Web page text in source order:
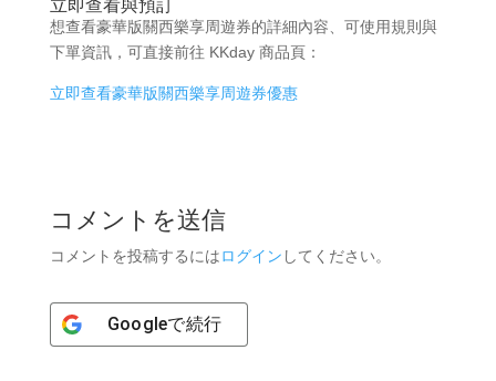
立即查看與預訂
想查看豪華版關西樂享周遊券的詳細內容、可使用規則與
下單資訊，可直接前往 KKday 商品頁：
立即查看豪華版關西樂享周遊券優惠
コメントを送信
コメントを投稿するにはログイン してください。
Googleで続行